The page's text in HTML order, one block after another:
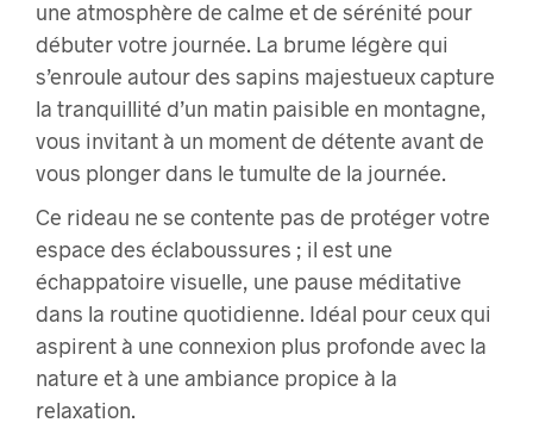
une atmosphère de calme et de sérénité pour
débuter votre journée. La brume légère qui
s’enroule autour des sapins majestueux capture
la tranquillité d’un matin paisible en montagne,
vous invitant à un moment de détente avant de
vous plonger dans le tumulte de la journée.
Ce rideau ne se contente pas de protéger votre
espace des éclaboussures ; il est une
échappatoire visuelle, une pause méditative
dans la routine quotidienne. Idéal pour ceux qui
aspirent à une connexion plus profonde avec la
nature et à une ambiance propice à la
relaxation.